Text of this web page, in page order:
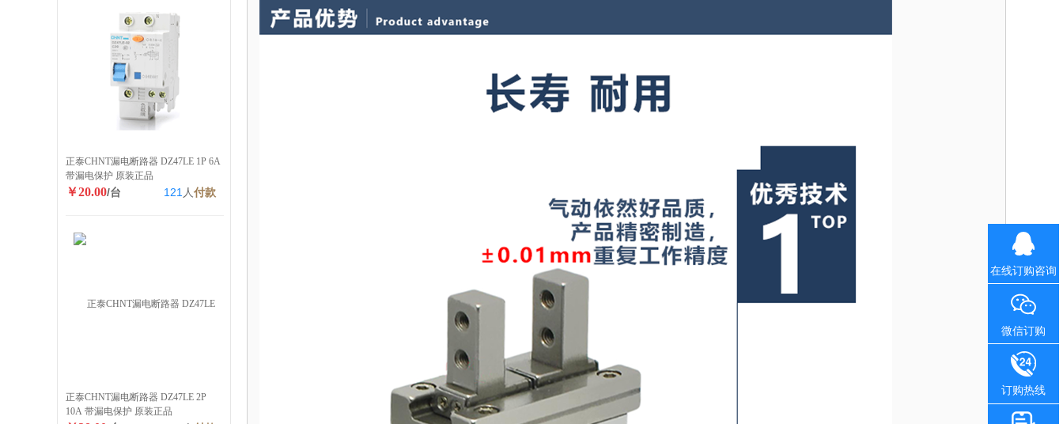
正泰CHNT漏电断路器 DZ47LE 1P 6A
带漏电保护 原装正品
￥20.00/台 121 人付款
正泰CHNT漏电断路器 DZ47LE 2P
10A 带漏电保护 原装正品
在线订购咨询
微信订购
订购热线